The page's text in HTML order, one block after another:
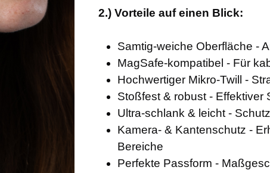
2.) Vorteile auf einen Blick:
Samtig-weiche Oberfläche -
MagSafe-kompatibel - Für
Hochwertiger Mikro-Twill -
Stoßfest & robust - Effektiver
Ultra-schlank & leicht -
Kamera- & Kantenschutz -
Bereiche
Perfekte Passform -